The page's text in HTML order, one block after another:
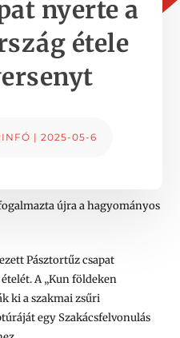
nyerte a
étele
| 2025-05-6
újra a hagyományos
Pásztortűz csapat
A „Kun földeken
ki a szakmai zsűri
egy Szakácsfelvonulás